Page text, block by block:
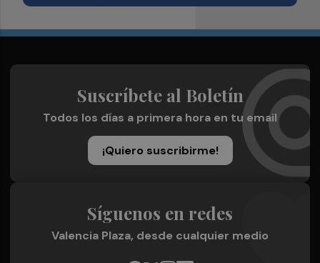
Suscríbete al Boletín
Todos los días a primera hora en tu email
¡Quiero suscribirme!
Síguenos en redes
Valencia Plaza, desde cualquier medio